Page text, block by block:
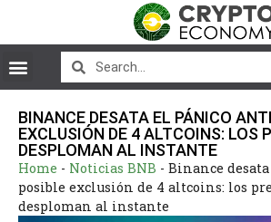
BINANCE DESATA EL PÁNICO
EXCLUSIÓN DE 4 ALTCOINS: LOS
DESPLOMAN AL INSTANTE
Home - Noticias BNB - Binance
posible exclusión de 4 altcoins: los
desploman al instante